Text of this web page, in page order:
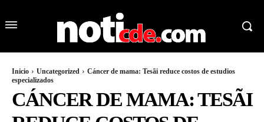
Inicio Uncategorized
Cáncer de mama: Tesãi reduce costos de estudios
especializados
CÁNCER DE MAMA: TESÃI